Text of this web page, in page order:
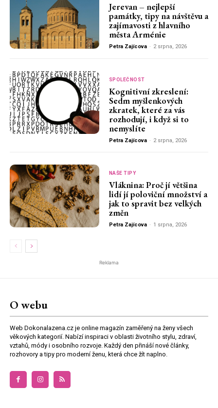
Jerevan – nejlepší
památky, tipy na návštěvu a
zajímavosti z hlavního
města Arménie
Petra Zajícova - 2 srpna, 2026
SPOLEČNOST
Kognitivní zkreslení:
Sedm myšlenkových
zkratek, které za vás
rozhodují, i když si to
nemyslíte
Petra Zajícova - 2 srpna, 2026
NAŠE TIPY
Vláknina: Proč jí většina
lidí jí poloviční množství a
jak to spravit bez velkých
změn
Petra Zajícova - 1 srpna, 2026
Reklama
O webu
Web Dokonalazena.cz je online magazín zaměřený na ženy všech
věkových kategorií. Nabízí inspiraci v oblasti životního stylu, zdraví,
vztahů, módy i osobního rozvoje. Každý den přináší nové články,
rozhovory a tipy pro moderní ženu, která chce žít naplno.